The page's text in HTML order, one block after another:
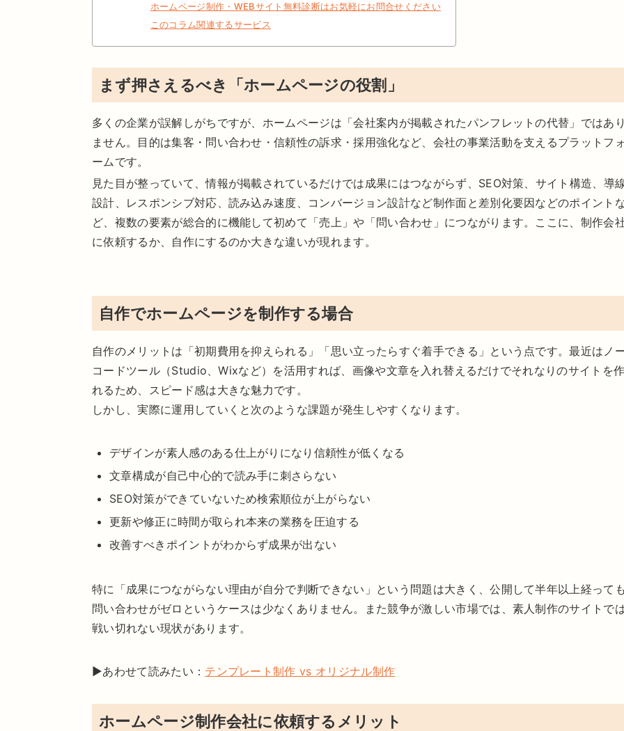
ホームページ制作・WEBサイト無料診断はお気軽にお問合せください
このコラム関連するサービス
まず押さえるべき「ホームページの役割」
多くの企業が誤解しがちですが、ホームページは「会社案内が掲載されたパンフレットの代替」ではあ
ません。目的は集客・問い合わせ・信頼性の訴求・採用強化など、会社の事業活動を支えるプラットフ
ームです。
見た目が整っていて、情報が掲載されているだけでは成果にはつながらず、SEO対策、サイト構造、導
設計、レスポンシブ対応、読み込み速度、コンバージョン設計など制作面と差別化要因などのポイント
ど、複数の要素が総合的に機能して初めて「売上」や「問い合わせ」につながります。ここに、制作会
に依頼するか、自作にするのか大きな違いが現れます。
自作でホームページを制作する場合
自作のメリットは「初期費用を抑えられる」「思い立ったらすぐ着手できる」という点です。最近はノ
コードツール（Studio、Wixなど）を活用すれば、画像や文章を入れ替えるだけでそれなりのサイトを
れるため、スピード感は大きな魅力です。
しかし、実際に運用していくと次のような課題が発生しやすくなります。
デザインが素人感のある仕上がりになり信頼性が低くなる
文章構成が自己中心的で読み手に刺さらない
SEO対策ができていないため検索順位が上がらない
更新や修正に時間が取られ本来の業務を圧迫する
改善すべきポイントがわからず成果が出ない
特に「成果につながらない理由が自分で判断できない」という問題は大きく、公開して半年以上経って
問い合わせがゼロというケースは少なくありません。また競争が激しい市場では、素人制作のサイトで
戦い切れない現状があります。
▶あわせて読みたい： テンプレート制作 vs オリジナル制作
ホームページ制作会社に依頼するメリット